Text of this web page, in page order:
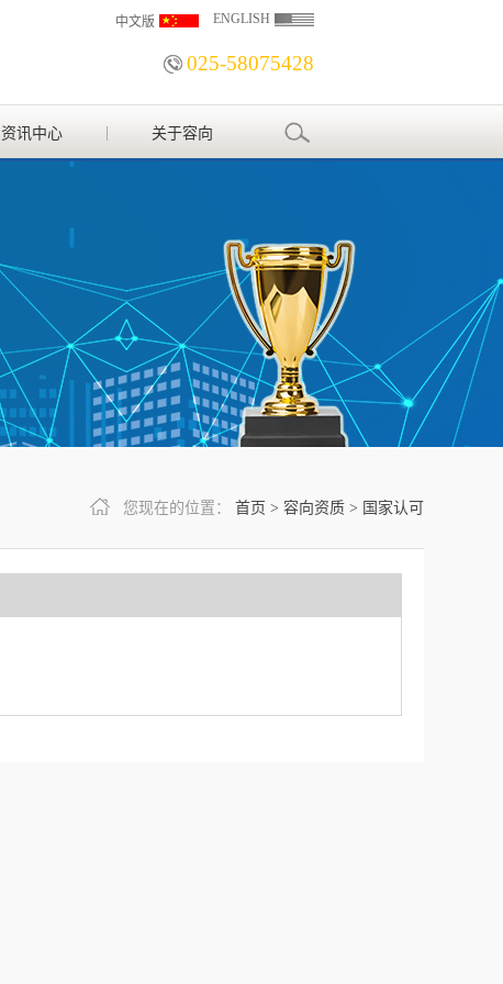
025-58075428
中文版 ENGLISH
资讯中心 关于容向
您现在的位置： 首页 > 容向资质 > 国家认可